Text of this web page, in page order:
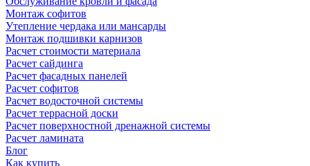
Монтаж софитов
Утепление чердака или мансарды
Монтаж подшивки карнизов
Расчет стоимости материала
Расчет сайдинга
Расчет фасадных панелей
Расчет софитов
Расчет водосточной системы
Расчет террасной доски
Расчет поверхностной дренажной системы
Расчет ламината
Блог
Как купить